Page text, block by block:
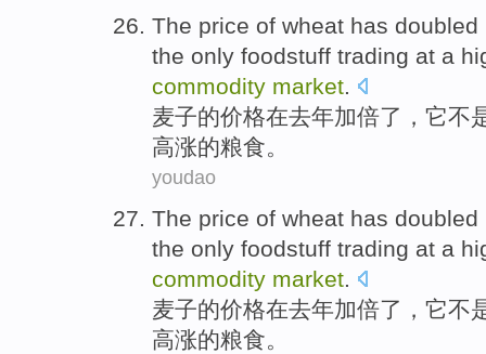
The price of wheat has doubled
the only foodstuff trading at a
commodity market.
麦子的价格在去年加倍了 ， 它不
高涨的粮食。
youdao
The price of wheat has doubled
the only foodstuff trading at a
commodity market.
麦子的价格在去年加倍了 ， 它不
高涨的粮食。